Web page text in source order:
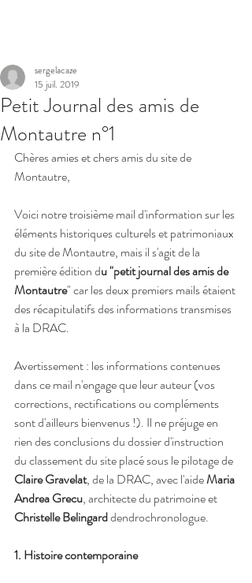
Petit Journal des amis de
Montautre n°1
sergelacaze
15 juil. 2019
Chères amies et chers amis du site de
Montautre,
Voici notre troisième mail d'information sur les
éléments historiques culturels et patrimoniaux
du site de Montautre, mais il s'agit de la
première édition du "petit journal des amis de
Montautre" car les deux premiers mails étaient
des récapitulatifs des informations transmises
à la DRAC.
Avertissement : les informations contenues
dans ce mail n'engage que leur auteur (vos
corrections, rectifications ou compléments
sont d'ailleurs bienvenus !). Il ne préjuge en
rien des conclusions du dossier d'instruction
du classement du site placé sous le pilotage de
Claire Gravelat, de la DRAC, avec l'aide Maria
Andrea Grecu, architecte du patrimoine et
Christelle Belingard dendrochronologue.
1. Histoire contemporaine